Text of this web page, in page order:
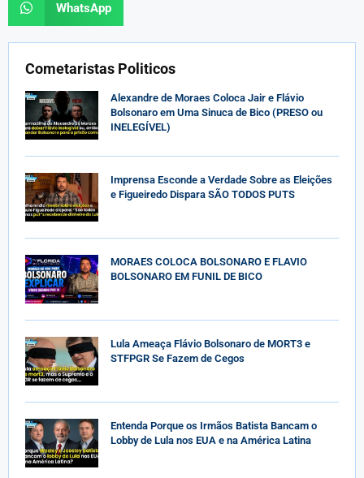
WhatsApp
Cometaristas Politicos
Alexandre de Moraes Coloca Jair e Flávio
Bolsonaro em Uma Sinuca de Bico (PRESO ou
INELEGÍVEL)
Imprensa Esconde a Verdade Sobre as Eleições
e Figueiredo Dispara SÃO TODOS PUTS
MORAES COLOCA BOLSONARO E FLAVIO
BOLSONARO EM FUNIL DE BICO
Lula Ameaça Flávio Bolsonaro de MORT3 e
STFPGR Se Fazem de Cegos
Entenda Porque os Irmãos Batista Bancam o
Lobby de Lula nos EUA e na América Latina